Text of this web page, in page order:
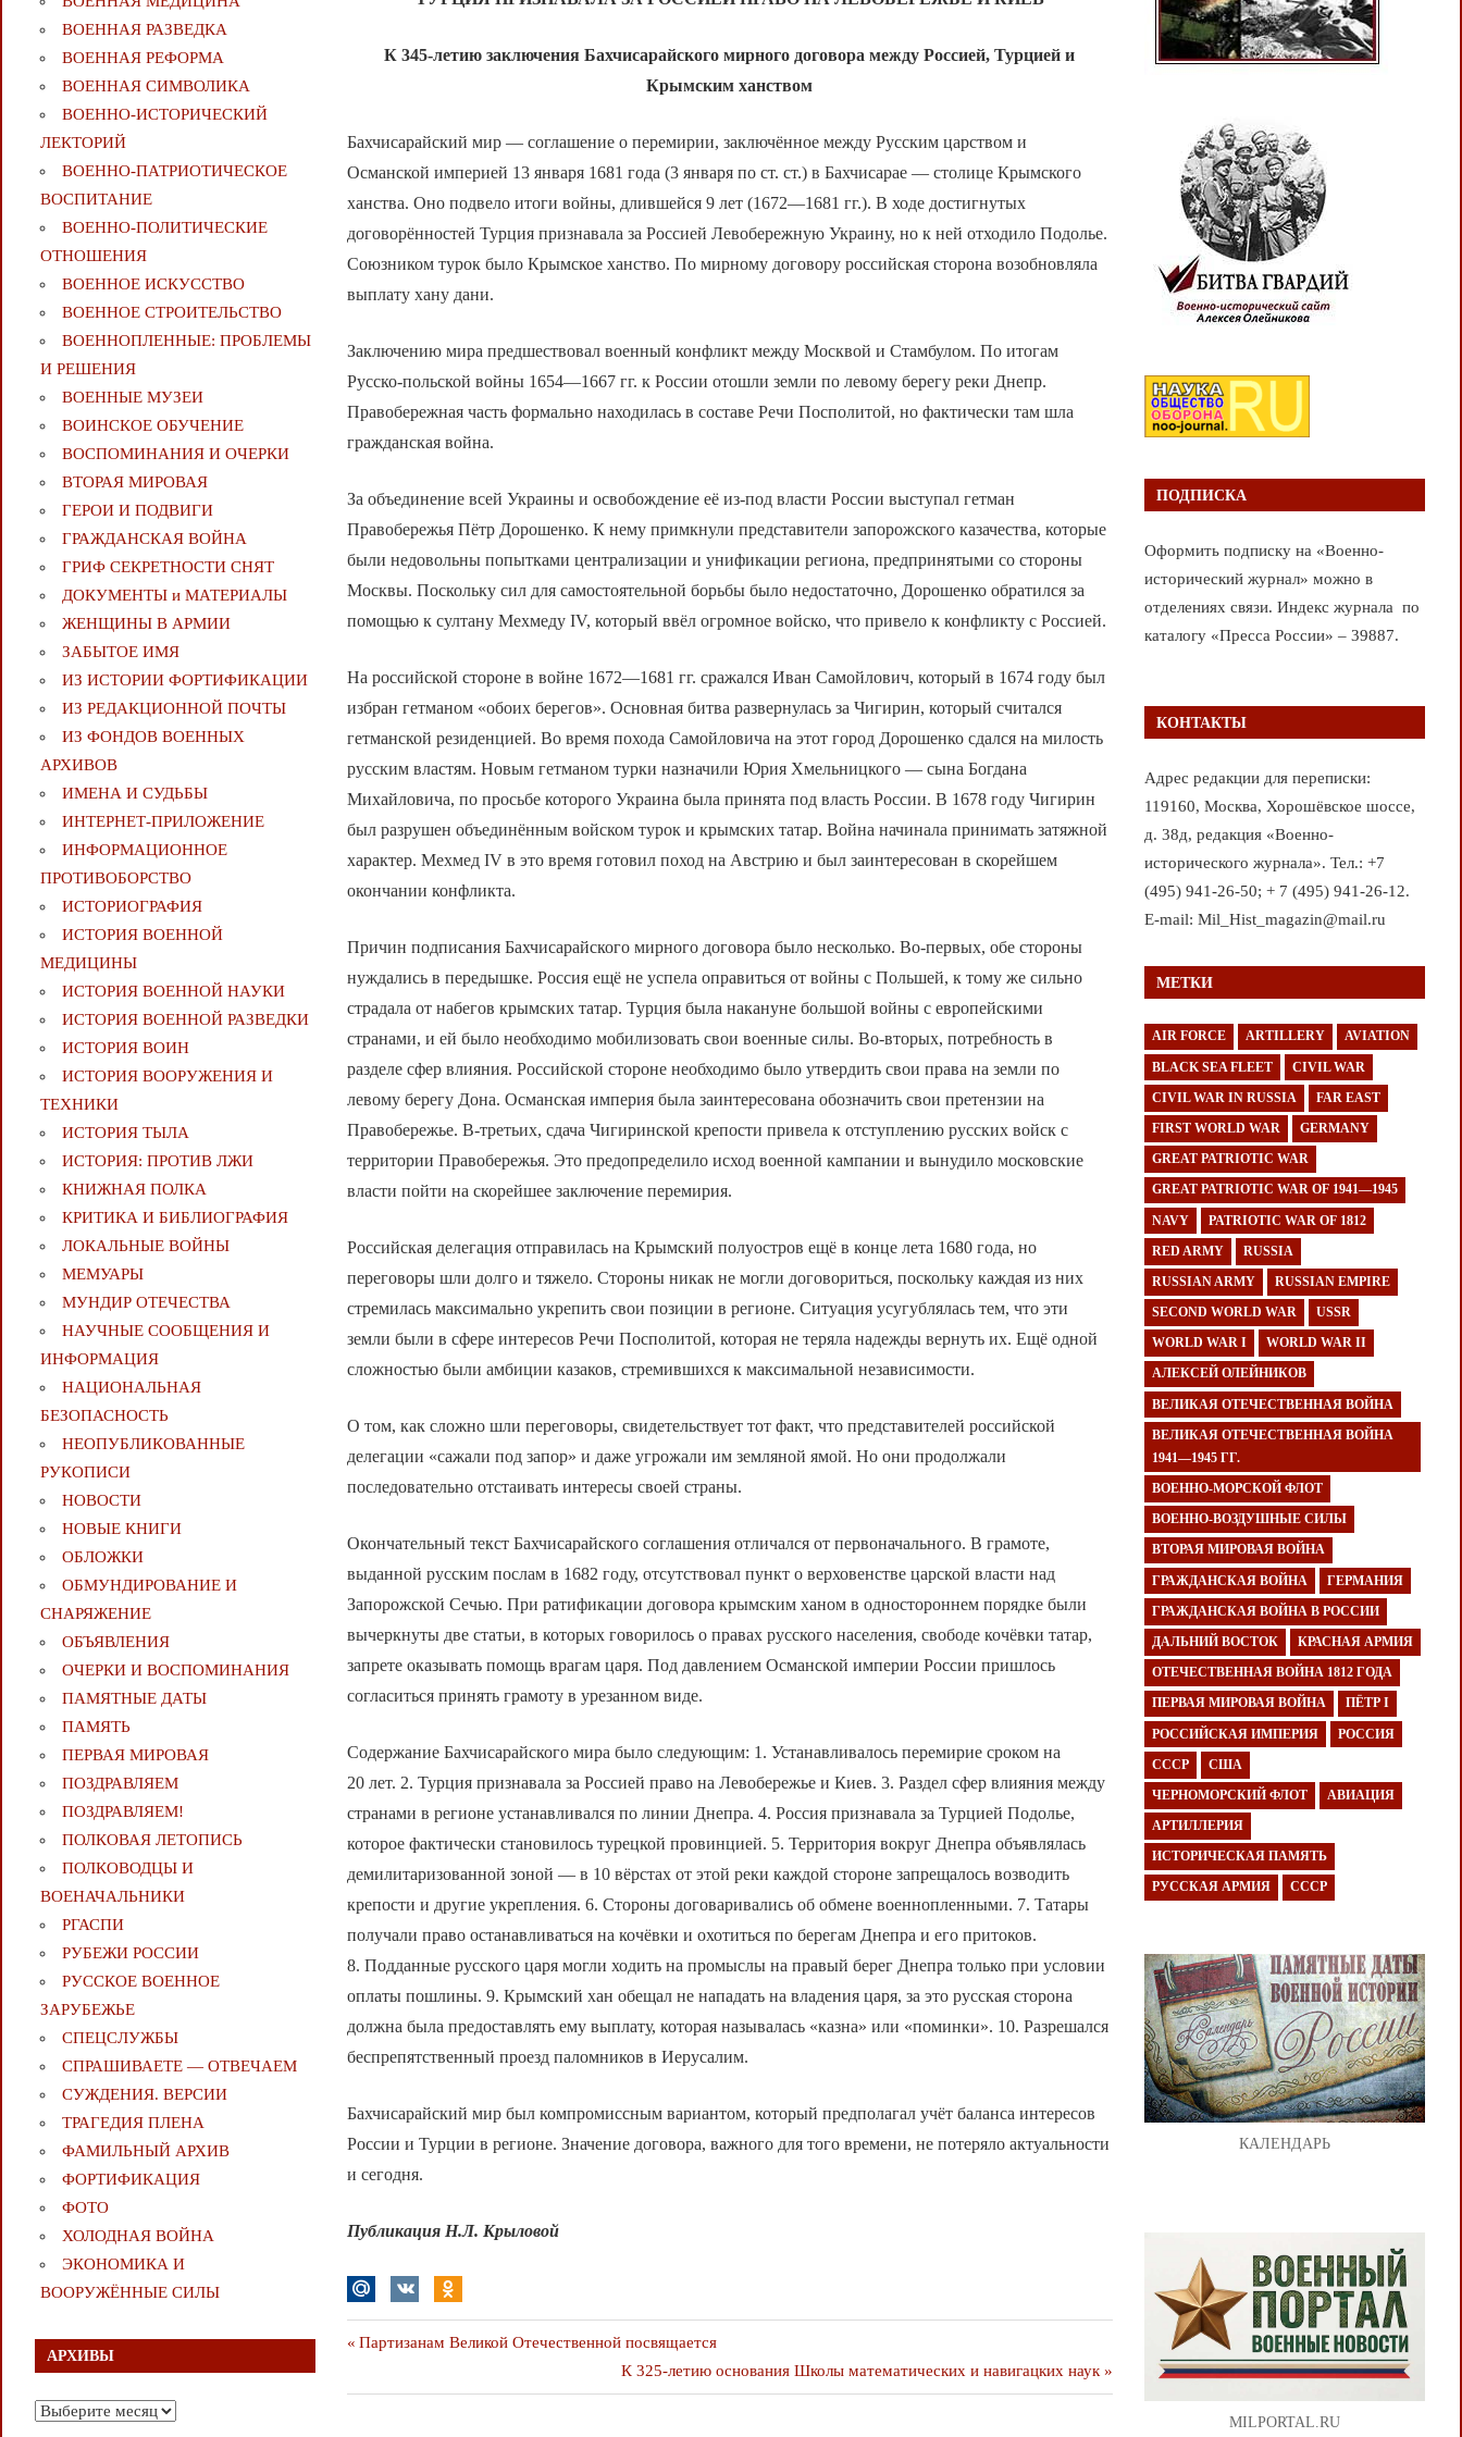
К 345-летию заключения Бахчисарайскогомирного договора между Россией, Турцией и
Крымским ханством
Бахчисарайский мир — соглашение о перемирии, заключённое между Русским царством и
Османской империей 13 января 1681 года (3 января по ст. ст.) в Бахчисарае — столице Крымского
ханства. Оно подвело итоги войны, длившейся 9 лет (1672—1681 гг.). В ходе достигнутых
договорённостей Турция признавала за Россией Левобережную Украину, но к ней отходило Подолье.
Союзником турок было Крымское ханство. По мирному договору российская сторона возобновляла
выплату хану дани.
Заключению мира предшествовал военный конфликт между Москвой и Стамбулом. По итогам
Русско-польской войны 1654—1667 гг. к России отошли земли по левому берегу реки Днепр.
Правобережная часть формально находилась в составе Речи Посполитой, но фактически там шла
гражданская война.
За объединение всей Украины и освобождение её из-под власти России выступал гетман
Правобережья Пётр Дорошенко. К нему примкнули представители запорожского казачества, которые
были недовольны попытками централизации и унификации региона, предпринятыми со стороны
Москвы. Поскольку сил для самостоятельной борьбы было недостаточно, Дорошенко обратился за
помощью к султану Мехмеду IV, который ввёл огромное войско, что привело к конфликту с Россией.
На российской стороне в войне 1672—1681 гг. сражался Иван Самойлович, который в 1674 году был
избран гетманом «обоих берегов». Основная битва развернулась за Чигирин, который считался
гетманской резиденцией. Во время похода Самойловича на этот город Дорошенко сдался на милость
русским властям. Новым гетманом турки назначили Юрия Хмельницкого — сына Богдана
Михайловича, по просьбе которого Украина была принята под власть России. В 1678 году Чигирин
был разрушен объединённым войском турок и крымских татар. Война начинала принимать затяжной
характер. Мехмед IV в это время готовил поход на Австрию и был заинтересован в скорейшем
окончании конфликта.
Причин подписания Бахчисарайского мирного договора было несколько. Во-первых, обе стороны
нуждались в передышке. Россия ещё не успела оправиться от войны с Польшей, к тому же сильно
страдала от набегов крымских татар. Турция была накануне большой войны с европейскими
странами, и ей было необходимо мобилизовать свои военные силы. Во-вторых, потребность в
разделе сфер влияния. Российской стороне необходимо было утвердить свои права на земли по
левому берегу Дона. Османская империя была заинтересована обозначить свои претензии на
Правобережье. В-третьих, сдача Чигиринской крепости привела к отступлению русских войск с
территории Правобережья. Это предопределило исход военной кампании и вынудило московские
власти пойти на скорейшее заключение перемирия.
Российская делегация отправилась на Крымский полуостров ещё в конце лета 1680 года, но
переговоры шли долго и тяжело. Стороны никак не могли договориться, поскольку каждая из них
стремилась максимально укрепить свои позиции в регионе. Ситуация усугублялась тем, что эти
земли были в сфере интересов Речи Посполитой, которая не теряла надежды вернуть их. Ещё одной
сложностью были амбиции казаков, стремившихся к максимальной независимости.
О том, как сложно шли переговоры, свидетельствует тот факт, что представителей российской
делегации «сажали под запор» и даже угрожали им земляной ямой. Но они продолжали
последовательно отстаивать интересы своей страны.
Окончательный текст Бахчисарайского соглашения отличался от первоначального. В грамоте,
выданной русским послам в 1682 году, отсутствовал пункт о верховенстве царской власти над
Запорожской Сечью. При ратификации договора крымским ханом в одностороннем порядке были
вычеркнуты две статьи, в которых говорилось о правах русского населения, свободе кочёвки татар,
запрете оказывать помощь врагам царя. Под давлением Османской империи России пришлось
согласиться принять грамоту в урезанном виде.
Содержание Бахчисарайского мира было следующим: 1. Устанавливалось перемирие сроком на
20 лет. 2. Турция признавала за Россией право на Левобережье и Киев. 3. Раздел сфер влияния между
странами в регионе устанавливался по линии Днепра. 4. Россия признавала за Турцией Подолье,
которое фактически становилось турецкой провинцией. 5. Территория вокруг Днепра объявлялась
демилитаризованной зоной — в 10 вёрстах от этой реки каждой стороне запрещалось возводить
крепости и другие укрепления. 6. Стороны договаривались об обмене военнопленными. 7. Татары
получали право останавливаться на кочёвки и охотиться по берегам Днепра и его притоков.
8. Подданные русского царя могли ходить на промыслы на правый берег Днепра только при условии
оплаты пошлины. 9. Крымский хан обещал не нападать на владения царя, за это русская сторона
должна была предоставлять ему выплату, которая называлась «казна» или «поминки». 10. Разрешался
беспрепятственный проезд паломников в Иерусалим.
Бахчисарайский мир был компромиссным вариантом, который предполагал учёт баланса интересов
России и Турции в регионе. Значение договора, важного для того времени, не потеряло актуальности
и сегодня.
Публикация Н.Л. Крыловой
Навигация
по
Предыдущая
Партизанам Великой Отечественной посвящается
Следующая
публикация
К 325-летию основания Школы математических и навигацких наук
ВОЕННАЯ РАЗВЕДКА
ВОЕННАЯ РЕФОРМА
ВОЕННАЯ СИМВОЛИКА
ВОЕННО-ИСТОРИЧЕСКИЙ
ЛЕКТОРИЙ
ВОЕННО-ПАТРИОТИЧЕСКОЕ
ВОСПИТАНИЕ
ВОЕННО-ПОЛИТИЧЕСКИE
ОТНОШЕНИЯ
ВОЕННОЕ ИСКУССТВО
ВОЕННОЕ СТРОИТЕЛЬСТВО
ВОЕННОПЛЕННЫЕ: ПРОБЛЕМЫ
И РЕШЕНИЯ
ВОЕННЫЕ МУЗЕИ
ВОИНСКОЕ ОБУЧЕНИЕ
ВОСПОМИНАНИЯ И ОЧЕРКИ
ВТОРАЯ МИРОВАЯ
ГЕРОИ И ПОДВИГИ
ГРАЖДАНСКАЯ ВОЙНА
ГРИФ СЕКРЕТНОСТИ СНЯТ
ДОКУМЕНТЫ и МАТЕРИАЛЫ
ЖЕНЩИНЫ В АРМИИ
ЗАБЫТОЕ ИМЯ
ИЗ ИСТОРИИ ФОРТИФИКАЦИИ
ИЗ РЕДАКЦИОННОЙ ПОЧТЫ
ИЗ ФОНДОВ ВОЕННЫХ
АРХИВОВ
ИМЕНА И СУДЬБЫ
ИНТЕРНЕТ-ПРИЛОЖЕНИЕ
ИНФОРМАЦИОННОЕ
ПРОТИВОБОРСТВО
ИСТОРИОГРАФИЯ
ИСТОРИЯ ВОЕННОЙ
МЕДИЦИНЫ
ИСТОРИЯ ВОЕННОЙ НАУКИ
ИСТОРИЯ ВОЕННОЙ РАЗВЕДКИ
ИСТОРИЯ ВОИН
ИСТОРИЯ ВООРУЖЕНИЯ И
ТЕХНИКИ
ИСТОРИЯ ТЫЛА
ИСТОРИЯ: ПРОТИВ ЛЖИ
КНИЖНАЯ ПОЛКА
КРИТИКА И БИБЛИОГРАФИЯ
ЛОКАЛЬНЫЕ ВОЙНЫ
МЕМУАРЫ
МУНДИР ОТЕЧЕСТВА
НАУЧНЫЕ СООБЩЕНИЯ И
ИНФОРМАЦИЯ
НАЦИОНАЛЬНАЯ
БЕЗОПАСНОСТЬ
НЕОПУБЛИКОВАННЫЕ
РУКОПИСИ
НОВОСТИ
НОВЫЕ КНИГИ
ОБЛОЖКИ
ОБМУНДИРОВАНИЕ И
СНАРЯЖЕНИЕ
ОБЪЯВЛЕНИЯ
ОЧЕРКИ И ВОСПОМИНАНИЯ
ПАМЯТНЫЕ ДАТЫ
ПАМЯТЬ
ПЕРВАЯ МИРОВАЯ
ПОЗДРАВЛЯЕМ
ПОЗДРАВЛЯЕМ!
ПОЛКОВАЯ ЛЕТОПИСЬ
ПОЛКОВОДЦЫ И
ВОЕНАЧАЛЬНИКИ
РГАСПИ
РУБЕЖИ РОССИИ
РУССКОЕ ВОЕННОЕ
ЗАРУБЕЖЬЕ
СПЕЦСЛУЖБЫ
СПРАШИВАЕТЕ — ОТВЕЧАЕМ
СУЖДЕНИЯ. ВЕРСИИ
ТРАГЕДИЯ ПЛЕНА
ФАМИЛЬНЫЙ АРХИВ
ФОРТИФИКАЦИЯ
ФОТО
ХОЛОДНАЯ ВОЙНА
ЭКОНОМИКА И
ВООРУЖЁННЫЕ СИЛЫ
АРХИВЫ
Архивы
ПОДПИСКА
Оформить подписку на «Военно-
исторический журнал» можно в
отделениях связи. Индекс журнала по
каталогу «Пресса России» – 39887.
КОНТАКТЫ
Адрес редакции для переписки:
119160, Москва, Хорошёвское шоссе,
д. 38д, редакция «Военно-
исторического журнала». Тел.: +7
(495) 941-26-50; + 7 (495) 941-26-12.
E-mail: Mil_Hist_magazin@mail.ru
МЕТКИ
AIR FORCE ARTILLERY AVIATION
BLACK SEA FLEET CIVIL WAR
CIVIL WAR IN RUSSIA FAR EAST
FIRST WORLD WAR GERMANY
GREAT PATRIOTIC WAR
GREAT PATRIOTIC WAR OF 1941—1945
NAVY PATRIOTIC WAR OF 1812
RED ARMY RUSSIA
RUSSIAN ARMY RUSSIAN EMPIRE
SECOND WORLD WAR USSR
WORLD WAR I WORLD WAR II
АЛЕКСЕЙ ОЛЕЙНИКОВ
ВЕЛИКАЯ ОТЕЧЕСТВЕННАЯ ВОЙНА
ВЕЛИКАЯ ОТЕЧЕСТВЕННАЯ ВОЙНА
1941—1945 ГГ.
ВОЕННО-МОРСКОЙ ФЛОТ
ВОЕННО-ВОЗДУШНЫЕ СИЛЫ
ВТОРАЯ МИРОВАЯ ВОЙНА
ГРАЖДАНСКАЯ ВОЙНА ГЕРМАНИЯ
ГРАЖДАНСКАЯ ВОЙНА В РОССИИ
ДАЛЬНИЙ ВОСТОК КРАСНАЯ АРМИЯ
ОТЕЧЕСТВЕННАЯ ВОЙНА 1812 ГОДА
ПЕРВАЯ МИРОВАЯ ВОЙНА ПЁТР I
РОССИЙСКАЯ ИМПЕРИЯ РОССИЯ
СССР США
ЧЕРНОМОРСКИЙ ФЛОТ АВИАЦИЯ
АРТИЛЛЕРИЯ
ИСТОРИЧЕСКАЯ ПАМЯТЬ
РУССКАЯ АРМИЯ СССР
КАЛЕНДАРЬ
MILPORTAL.RU